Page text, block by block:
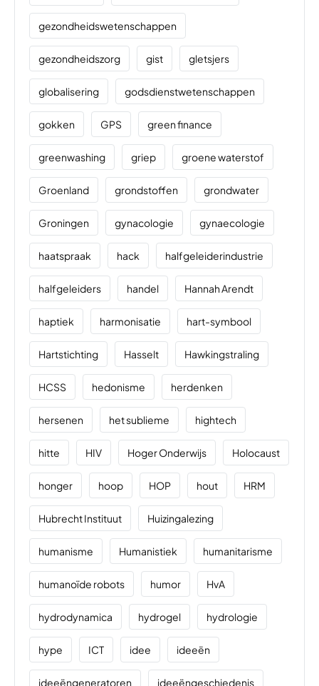
gezondheidswetenschappen
gezondheidszorg gist gletsjers
globalisering godsdienstwetenschappen
gokken GPS green finance
greenwashing griep groene waterstof
Groenland grondstoffen grondwater
Groningen gynacologie gynaecologie
haatspraak hack halfgeleiderindustrie
halfgeleiders handel Hannah Arendt
haptiek harmonisatie hart-symbool
Hartstichting Hasselt Hawkingstraling
HCSS hedonisme herdenken
hersenen het sublieme hightech
hitte HIV Hoger Onderwijs Holocaust
honger hoop HOP hout HRM
Hubrecht Instituut Huizingalezing
humanisme Humanistiek humanitarisme
humanoïde robots humor HvA
hydrodynamica hydrogel hydrologie
hype ICT idee ideeën
ideeëngeneratoren ideeëngeschiedenis